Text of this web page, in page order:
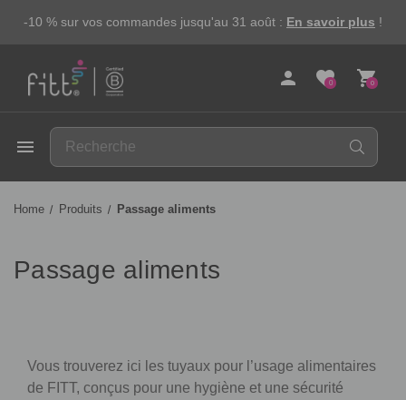
-10 % sur vos commandes jusqu'au 31 août : En savoir plus !
person 0
favorite 0
shopping_cart
menu
Home Produits Passage aliments
Passage aliments
Vous trouverez ici les tuyaux pour l’usage alimentaires
de FITT, conçus pour une hygiène et une sécurité